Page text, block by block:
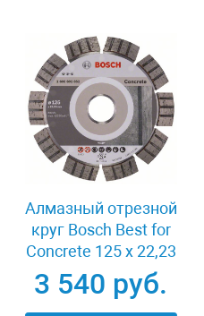
Алмазный отрезной
круг Bosch Best for
Concrete 125 x 22,23
x 2,2 x 12 mm
3 540 руб.